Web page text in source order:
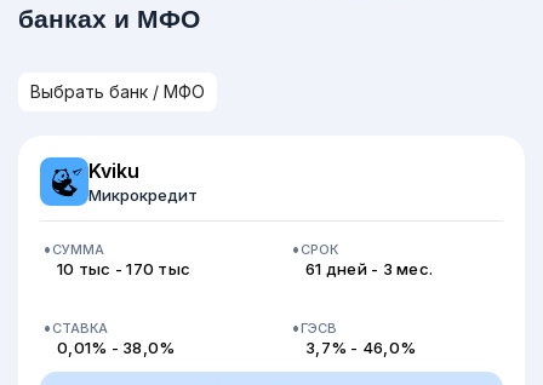
банках и МФО
Kviku
Микрокредит
СУММА
10 тыс - 170 тыс
СРОК
61 дней - 3 мес.
СТАВКА
0,01% - 38,0%
ГЭСВ
3,7% - 46,0%